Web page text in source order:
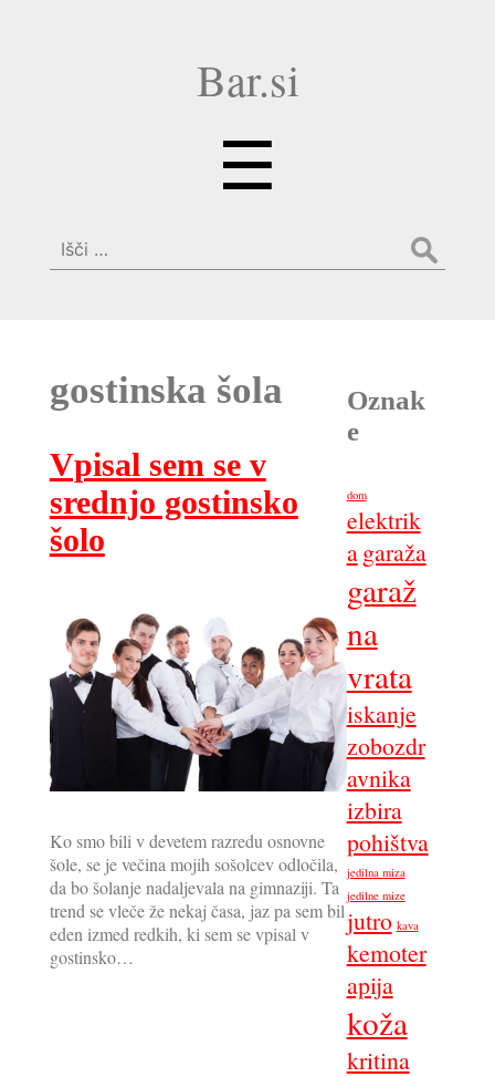
Bar.si
☰
Išči:
gostinska šola
Vpisal sem se v
srednjo gostinsko
šolo
Ko smo bili v devetem razredu osnovne
šole, se je večina mojih sošolcev odločila,
da bo šolanje nadaljevala na gimnaziji. Ta
trend se vleče že nekaj časa, jaz pa sem bil
eden izmed redkih, ki sem se vpisal v
gostinsko…
Oznak
e
dom
elektrik
agaraža
garaž
na
vrata
iskanje
zobozdr
avnika
izbira
pohištva
jedilna miza
jedilne mize
jutro kava
kemoter
apija
koža
kritina